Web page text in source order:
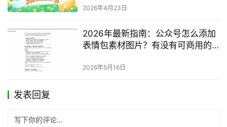
2026年4月23日
2026年最新指南：公众号怎么添加
表情包素材图片？有没有可商用的
2026年5月16日
发表回复